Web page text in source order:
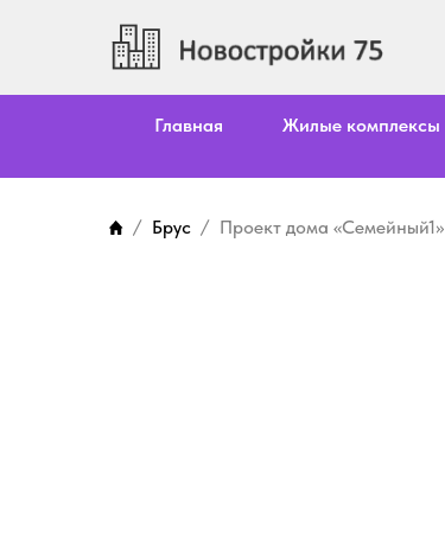
Главная Жилые комплексы
Брус Проект дома «Семейный1»